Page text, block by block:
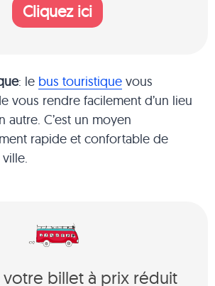
Cliquez ici
: le bus touristique vous
vous rendre facilement d’un lieu
autre. C’est un moyen
rapide et confortable de
billet à prix réduit